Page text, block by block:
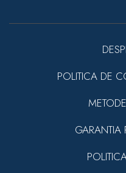
POLITICA DE
GARANTIA